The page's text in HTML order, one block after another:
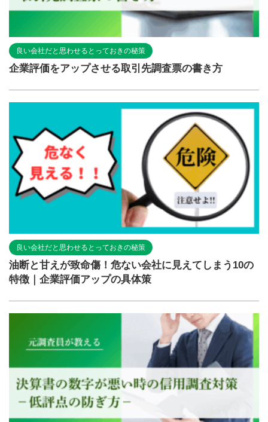
良い会社だと思わせるとっておきの秘策
企業評価をアップさせる取引先調査票の書き方
良い会社だと思わせるとっておきの秘策
油断と甘えが致命傷！危ない会社に見えてしまう10の
特徴｜企業評価アップの具体策